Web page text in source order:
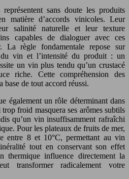
sans doute les produits
matière d’accords vinicoles. Leur
salinité naturelle et leur texture
capables de dialoguer avec ces
La règle fondamentale repose sur
vin et l’intensité du produit : un
un vin plus tendu qu’un crustacé
riche. Cette compréhension des
base de tout accord réussi.
également un rôle déterminant dans
froid masquera ses arômes subtils
qu’un vin insuffisamment rafraîchi
Pour les plateaux de fruits de mer,
entre 8 et 10°C, permettant au vin
tout en conservant son effet
thermique influence directement la
transformer radicalement votre